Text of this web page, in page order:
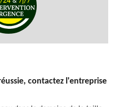
contactez l'entreprise